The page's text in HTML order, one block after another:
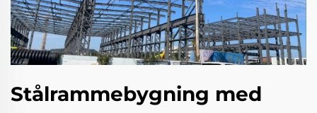
Stålrammebygning med